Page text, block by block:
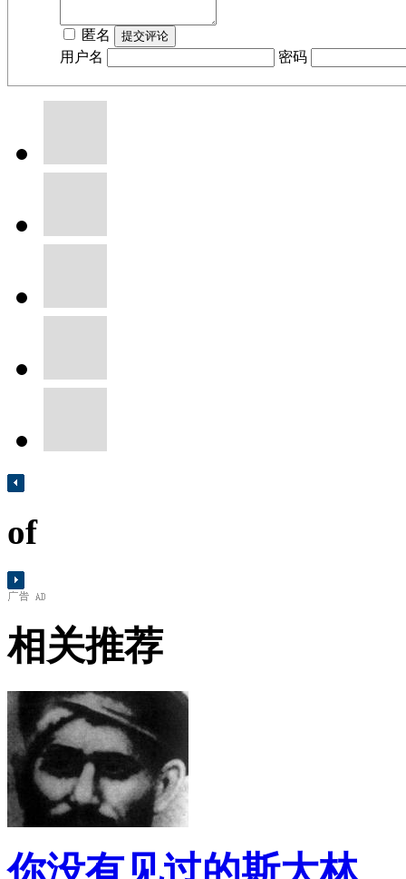
匿名
用户名
密码
of
相关推荐